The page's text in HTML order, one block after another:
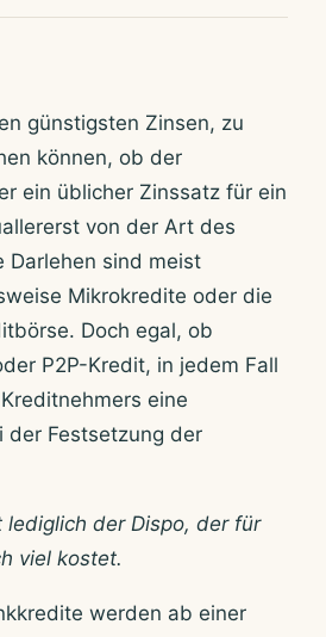
günstigsten Zinsen, zu
können, ob der
ein üblicher Zinssatz für ein
von der Art des
Darlehen sind meist
Mikrokredite oder die
Doch egal, ob
P2P-Kredit, in jedem Fall
eine
der Festsetzung der
lediglich der Dispo, der für
viel kostet.
werden ab einer